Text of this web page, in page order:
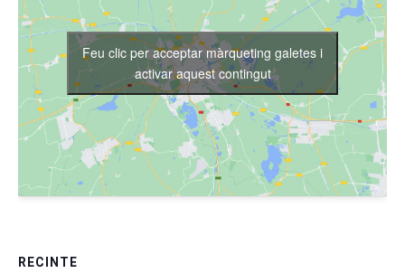
RECINTE
Feu clic per acceptar màrqueting galetes i
activar aquest contingut